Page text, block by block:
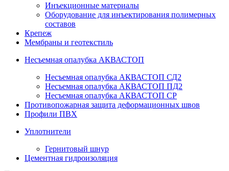
Инъекционные материалы
Оборудование для инъектирования полимерных
составов
Крепеж
Мембраны и геотекстиль
Несъемная опалубка АКВАСТОП
Несъемная опалубка АКВАСТОП СД2
Несъемная опалубка АКВАСТОП ПД2
Несъемная опалубка АКВАСТОП СР
Противопожарная защита деформационных швов
Профили ПВХ
Уплотнители
Гернитовый шнур
Цементная гидроизоляция